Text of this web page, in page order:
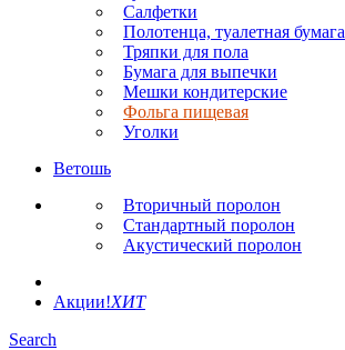
Салфетки
Полотенца, туалетная бумага
Тряпки для пола
Бумага для выпечки
Мешки кондитерские
Фольга пищевая
Уголки
Ветошь
Вторичный поролон
Стандартный поролон
Акустический поролон
Акции!ХИТ
Search